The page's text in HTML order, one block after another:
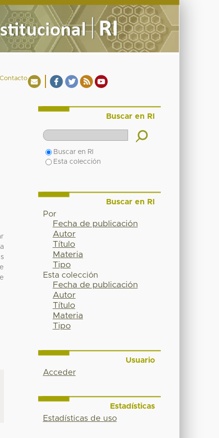
Contacto
Buscar en RI
Buscar en RI
Esta colección
Buscar en RI
Por
Fecha de publicación
Autor
Título
Materia
Tipo
Esta colección
Fecha de publicación
Autor
Título
Materia
Tipo
Usuario
Acceder
Estadísticas
Estadísticas de uso